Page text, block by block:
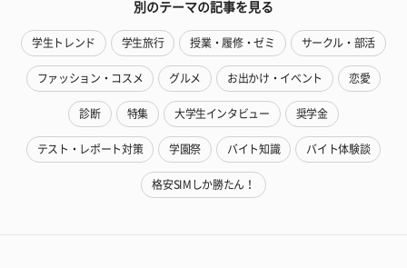
別のテーマの記事を見る
学生トレンド 学生旅行 授業・履修・ゼミ サークル・部活
ファッション・コスメ グルメ お出かけ・イベント 恋愛
診断 特集 大学生インタビュー 奨学金
テスト・レポート対策 学園祭 バイト知識 バイト体験談
格安SIMしか勝たん！